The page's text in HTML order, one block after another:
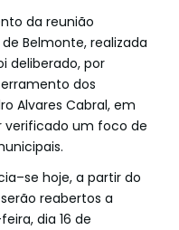
da reunião
de Belmonte, realizada
deliberado, por
dos
Alvares Cabral, em
verificado um foco de
.
–se hoje, a partir do
serão reabertos a
feira, dia 16 de